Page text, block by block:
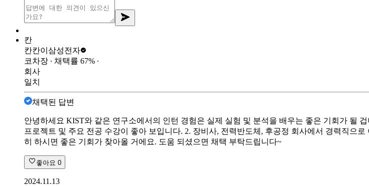
칸
칸칸이 삼성전자
코차장 ∙ 채택률 67% ∙
회사
일치
채택된 답변
안녕하세요 KIST와 같은 연구소에서의 인턴 경험은 실제 실험 및 분석을 배우는 좋은 기회가 될
프로젝트 및 주요 전공 수강이 좋아 보입니다. 2. 장비사, 전력반도체, 후공정 회사에서 경력직으
히 하시면 좋은 기회가 찾아올 거에요. 도움 되셨으면 채택 부탁드립니다~
좋아요 0
2024.11.13